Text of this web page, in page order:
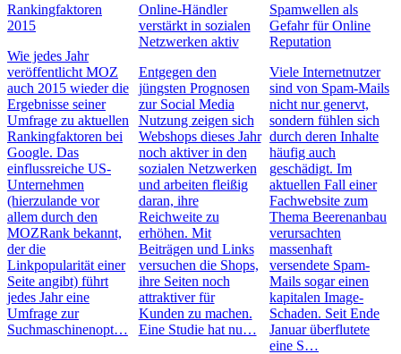
Rankingfaktoren
2015
Wie jedes Jahr
veröffentlicht MOZ
auch 2015 wieder die
Ergebnisse seiner
Umfrage zu aktuellen
Rankingfaktoren bei
Google. Das
einflussreiche US-
Unternehmen
(hierzulande vor
allem durch den
MOZRank bekannt,
der die
Linkpopularität einer
Seite angibt) führt
jedes Jahr eine
Umfrage zur
Suchmaschinenopt…
Online-Händler
verstärkt in sozialen
Netzwerken aktiv
Entgegen den
jüngsten Prognosen
zur Social Media
Nutzung zeigen sich
Webshops dieses Jahr
noch aktiver in den
sozialen Netzwerken
und arbeiten fleißig
daran, ihre
Reichweite zu
erhöhen. Mit
Beiträgen und Links
versuchen die Shops,
ihre Seiten noch
attraktiver für
Kunden zu machen.
Eine Studie hat nu…
Spamwellen als
Gefahr für Online
Reputation
Viele Internetnutzer
sind von Spam-Mails
nicht nur genervt,
sondern fühlen sich
durch deren Inhalte
häufig auch
geschädigt. Im
aktuellen Fall einer
Fachwebsite zum
Thema Beerenanbau
verursachten
massenhaft
versendete Spam-
Mails sogar einen
kapitalen Image-
Schaden. Seit Ende
Januar überflutete
eine S…